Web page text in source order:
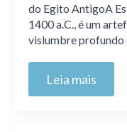
do Egito AntigoA
1400 a.C., é um
vislumbre profundo
Leia mais